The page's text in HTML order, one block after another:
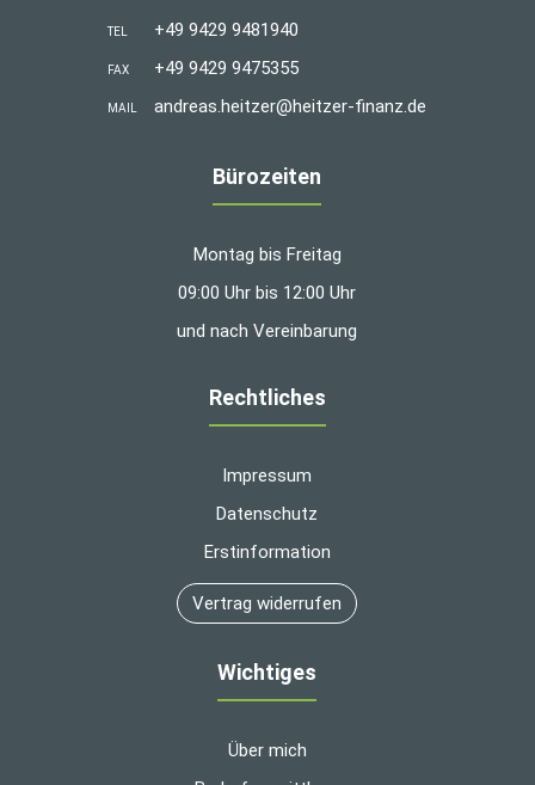
TEL +49 9429 9481940
FAX +49 9429 9475355
MAIL andreas.heitzer@heitzer-finanz.de
Bürozeiten
Montag bis Freitag
09:00 Uhr bis 12:00 Uhr
und nach Vereinbarung
Rechtliches
Impressum
Datenschutz
Erstinformation
Vertrag widerrufen
Wichtiges
Über mich